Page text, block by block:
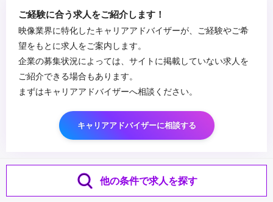
ご経験に合う求人をご紹介します！
映像業界に特化したキャリアアドバイザーが、ご経験やご希
望をもとに求人をご案内します。
企業の募集状況によっては、サイトに掲載していない求人を
ご紹介できる場合もあります。
まずはキャリアアドバイザーへ相談ください。
キャリアアドバイザーに相談する
他の条件で求人を探す